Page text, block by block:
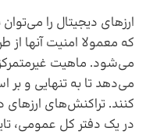
ارزهای دیجیتال را
که معمولا امنیت آنها از
می‌شود. ماهیت غیرمتمرکز
می‌دهد تا به تنهایی و
کنند. تراکنش‌های ارزهای
در یک دفتر کل عمومی،